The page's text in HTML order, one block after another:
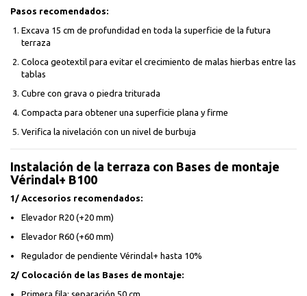
Pasos recomendados:
Excava 15 cm de profundidad en toda la superficie de la futura
terraza
Coloca geotextil para evitar el crecimiento de malas hierbas entre las
tablas
Cubre con grava o piedra triturada
Compacta para obtener una superficie plana y firme
Verifica la nivelación con un nivel de burbuja
Instalación de la terraza con Bases de montaje
Vérindal+ B100
1/ Accesorios recomendados:
Elevador R20 (+20 mm)
Elevador R60 (+60 mm)
Regulador de pendiente Vérindal+ hasta 10%
2/ Colocación de las Bases de montaje:
Primera fila: separación 50 cm